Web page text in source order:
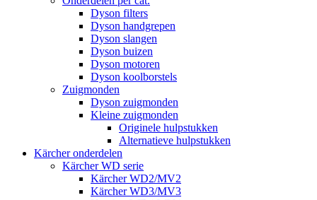
Dyson filters
Dyson handgrepen
Dyson slangen
Dyson buizen
Dyson motoren
Dyson koolborstels
Zuigmonden
Dyson zuigmonden
Kleine zuigmonden
Originele hulpstukken
Alternatieve hulpstukken
Kärcher onderdelen
Kärcher WD serie
Kärcher WD2/MV2
Kärcher WD3/MV3